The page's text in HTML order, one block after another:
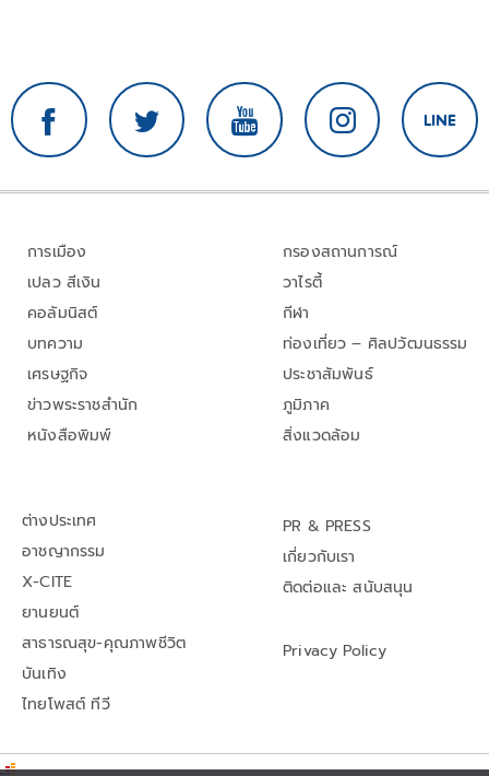
การเมือง
เปลว สีเงิน
คอลัมนิสต์
บทความ
เศรษฐกิจ
ข่าวพระราชสำนัก
หนังสือพิมพ์
กรองสถานการณ์
วาไรตี้
กีฬา
ท่องเที่ยว – ศิลปวัฒนธรรม
ประชาสัมพันธ์
ภูมิภาค
สิ่งแวดล้อม
ต่างประเทศ
อาชญากรรม
X-CITE
ยานยนต์
สาธารณสุข-คุณภาพชีวิต
บันเทิง
ไทยโพสต์ ทีวี
PR & PRESS
เกี่ยวกับเรา
ติดต่อและ สนับสนุน
Privacy Policy